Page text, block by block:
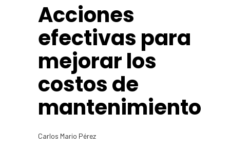
Acciones
efectivas para
mejorar los
costos de
mantenimiento
Carlos Mario Pérez